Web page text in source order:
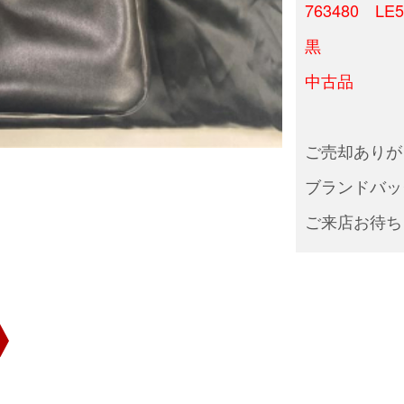
763480
黒
中古品
ご売却あり
ブランドバ
ご来店お待